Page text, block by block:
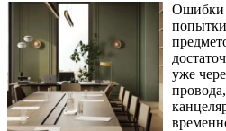
Ошибки
уже